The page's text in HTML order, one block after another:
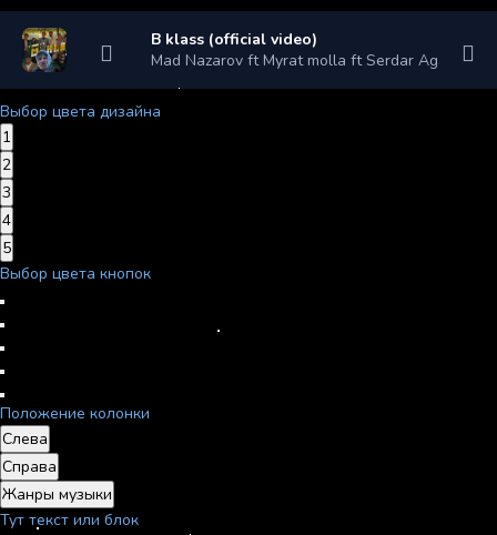
B klass (official video)
Mad Nazarov ft Myrat molla ft Serdar Agali
Выбор цвета дизайна
1
2
3
4
5
Выбор цвета кнопок
Положение колонки
Слева
Справа
Жанры музыки
Тут текст или блок